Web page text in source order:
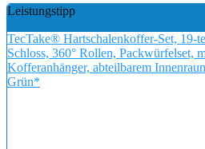
Leistungstipp
TecTake® Hartschalenkoffer-Set, 19-
Schloss, 360° Rollen, Packwürfelset,
Kofferanhänger, abteilbarem
Grün*